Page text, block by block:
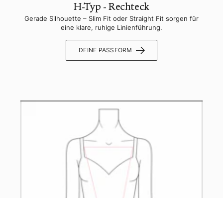
H-Typ - Rechteck
Gerade Silhouette – Slim Fit oder Straight Fit sorgen für
eine klare, ruhige Linienführung.
DEINE PASSFORM